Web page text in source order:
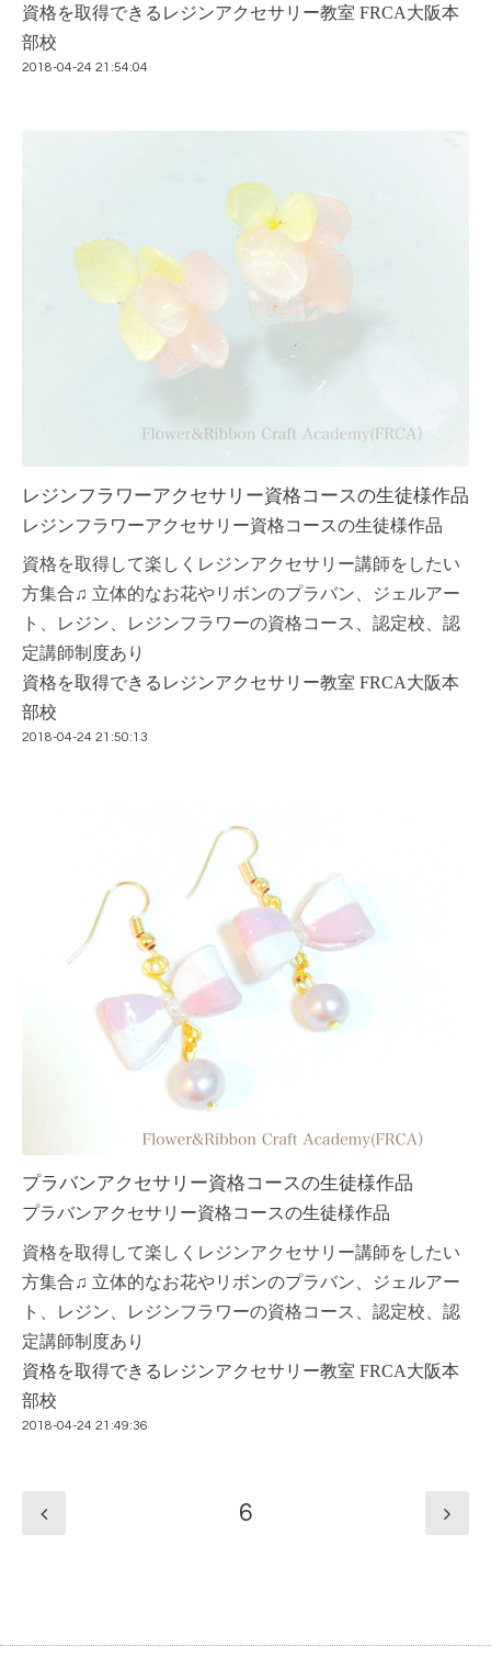
資格を取得できるレジンアクセサリー教室 FRCA大阪本
部校
2018-04-24 21:54:04
レジンフラワーアクセサリー資格コースの生徒様作品
レジンフラワーアクセサリー資格コースの生徒様作品
資格を取得して楽しくレジンアクセサリー講師をしたい
方集合♫ 立体的なお花やリボンのプラバン、ジェルアー
ト、レジン、レジンフラワーの資格コース、認定校、認
定講師制度あり
資格を取得できるレジンアクセサリー教室 FRCA大阪本
部校
2018-04-24 21:50:13
プラバンアクセサリー資格コースの生徒様作品
プラバンアクセサリー資格コースの生徒様作品
資格を取得して楽しくレジンアクセサリー講師をしたい
方集合♫ 立体的なお花やリボンのプラバン、ジェルアー
ト、レジン、レジンフラワーの資格コース、認定校、認
定講師制度あり
資格を取得できるレジンアクセサリー教室 FRCA大阪本
部校
2018-04-24 21:49:36
6